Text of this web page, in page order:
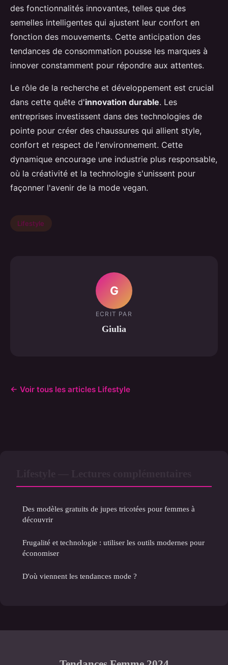
des fonctionnalités innovantes, telles que des
semelles intelligentes qui ajustent leur confort en
fonction des mouvements. Cette anticipation des
tendances de consommation pousse les marques à
innover constamment pour répondre aux attentes.
Le rôle de la recherche et développement est crucial
dans cette quête d'innovation durable. Les
entreprises investissent dans des technologies de
pointe pour créer des chaussures qui allient style,
confort et respect de l'environnement. Cette
dynamique encourage une industrie plus responsable,
où la créativité et la technologie s'unissent pour
façonner l'avenir de la mode vegan.
Lifestyle
G
ECRIT PAR
Giulia
← Voir tous les articles Lifestyle
Des modèles gratuits de jupes tricotées pour femmes à
découvrir
Frugalité et technologie : utiliser les outils modernes pour
économiser
D'où viennent les tendances mode ?